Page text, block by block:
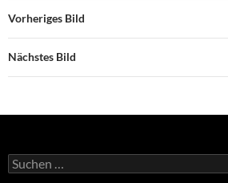
Vorheriges Bild
Nächstes Bild
Suchen
nach: